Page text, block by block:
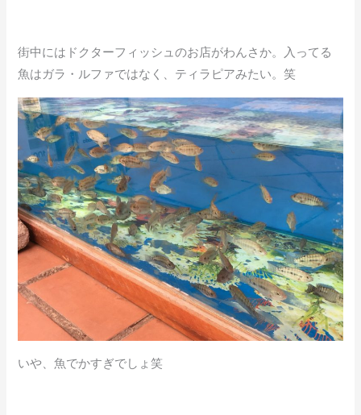
街中にはドクターフィッシュのお店がわんさか。入ってる
魚はガラ・ルファではなく、ティラピアみたい。笑
いや、魚でかすぎでしょ笑